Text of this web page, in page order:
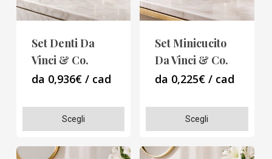
essere
nella
pagina
del
essere
nella
pagina
del
Scegli
prodotto
ha
Set Denti Da
Vinci & Co.
da 0,936€ / cad
Scegli
prodotto
ha
Set Minicucito
Da Vinci & Co.
da 0,225€ / cad